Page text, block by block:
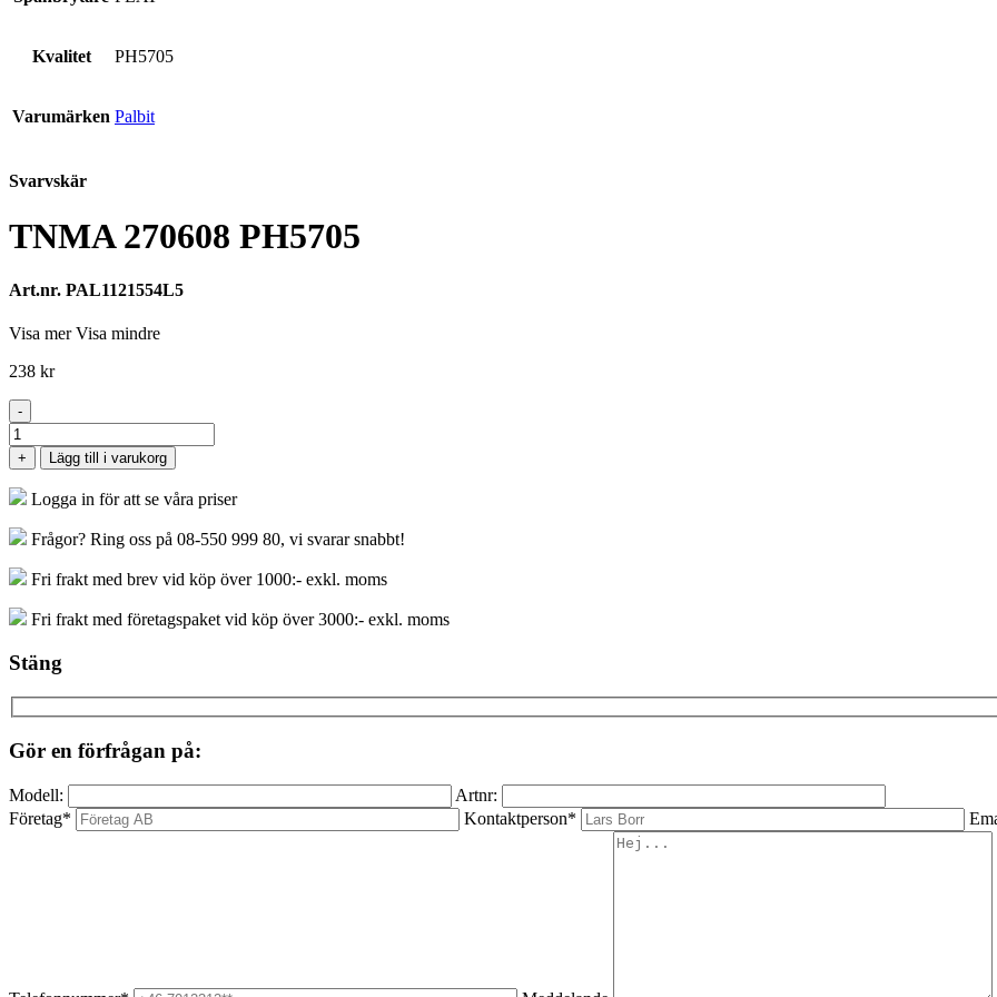
Kvalitet PH5705
Varumärken Palbit
Svarvskär
TNMA 270608 PH5705
Art.nr. PAL1121554L5
Visa mer Visa mindre
238 kr
-
TNMA
270608
PH5705
mängd
+ Lägg till i varukorg
Logga in för att se våra priser
Frågor? Ring oss på 08-550 999 80, vi svarar snabbt!
Fri frakt med brev vid köp över 1000:- exkl. moms
Fri frakt med företagspaket vid köp över 3000:- exkl. moms
Stäng
Gör en förfrågan på:
Modell:
Artnr:
Företag*
Kontaktperson*